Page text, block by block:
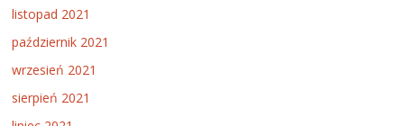
listopad 2021
październik 2021
wrzesień 2021
sierpień 2021